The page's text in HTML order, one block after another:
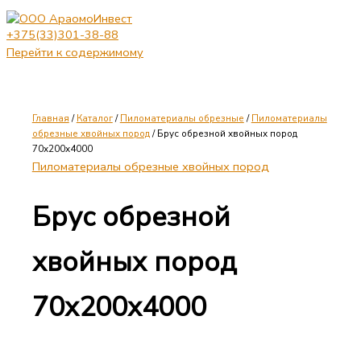
+375(33)301-38-88
Перейти к содержимому
Главная /Каталог/Пиломатериалы обрезные /Пиломатериалы
обрезные хвойных пород/ Брус обрезной хвойных пород
70х200х4000
Пиломатериалы обрезные хвойных пород
Брус обрезной
хвойных пород
70х200х4000